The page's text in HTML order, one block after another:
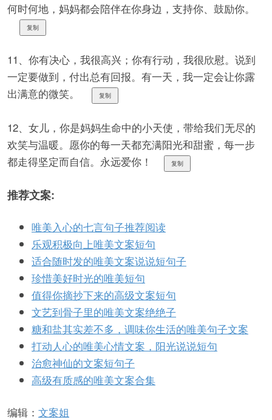
何时何地，妈妈都会陪伴在你身边，支持你、鼓励你。
复制
11、你有决心，我很高兴；你有行动，我很欣慰。说到
一定要做到，付出总有回报。有一天，我一定会让你露
出满意的微笑。
复制
12、女儿，你是妈妈生命中的小天使，带给我们无尽的
欢笑与温暖。愿你的每一天都充满阳光和甜蜜，每一步
都走得坚定而自信。永远爱你！
复制
推荐文案:
唯美入心的七言句子推荐阅读
乐观积极向上唯美文案短句
适合随时发的唯美文案说说短句子
珍惜美好时光的唯美短句
值得你摘抄下来的高级文案短句
文艺到骨子里的唯美文案绝绝子
糖和盐其实差不多，调味你生活的唯美句子文案
打动人心的唯美心情文案，阳光说说短句
治愈神仙的文案短句子
高级有质感的唯美文案合集
编辑： 文案姐